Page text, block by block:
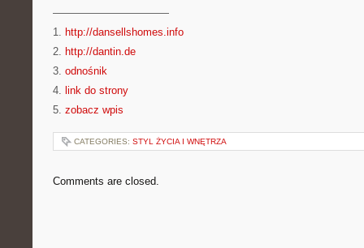
———————————
1. http://dansellshomes.info
2. http://dantin.de
3. odnośnik
4. link do strony
5. zobacz wpis
CATEGORIES: STYL ŻYCIA I WNĘTRZA
Comments are closed.